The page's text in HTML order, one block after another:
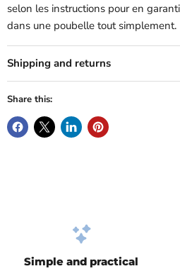
selon les instructions pour en
dans une poubelle tout simplement.
Shipping and returns
Share this:
Simple and practical